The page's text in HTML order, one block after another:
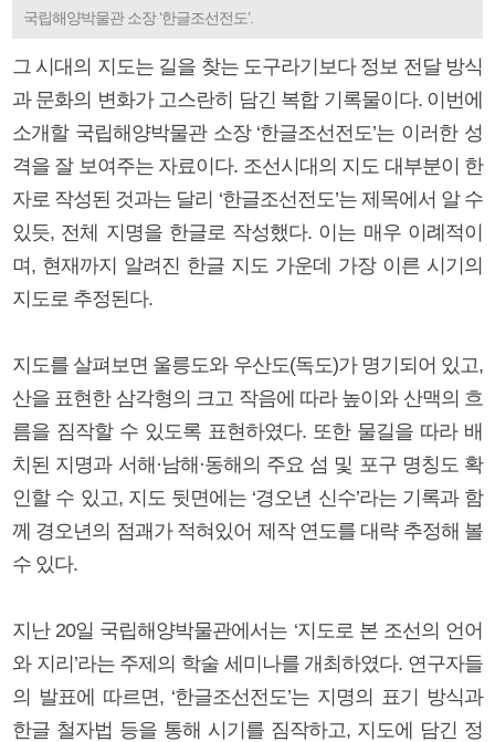
국립해양박물관 소장 ‘한글조선전도’.
그 시대의 지도는 길을 찾는 도구라기보다 정보 전달 방식
과 문화의 변화가 고스란히 담긴 복합 기록물이다. 이번에
소개할 국립해양박물관 소장 ‘한글조선전도’는 이러한 성
격을 잘 보여주는 자료이다. 조선시대의 지도 대부분이 한
자로 작성된 것과는 달리 ‘한글조선전도’는 제목에서 알 수
있듯, 전체 지명을 한글로 작성했다. 이는 매우 이례적이
며, 현재까지 알려진 한글 지도 가운데 가장 이른 시기의
지도로 추정된다.
지도를 살펴보면 울릉도와 우산도(독도)가 명기되어 있고,
산을 표현한 삼각형의 크고 작음에 따라 높이와 산맥의 흐
름을 짐작할 수 있도록 표현하였다. 또한 물길을 따라 배
치된 지명과 서해·남해·동해의 주요 섬 및 포구 명칭도 확
인할 수 있고, 지도 뒷면에는 ‘경오년 신수’라는 기록과 함
께 경오년의 점괘가 적혀있어 제작 연도를 대략 추정해 볼
수 있다.
지난 20일 국립해양박물관에서는 ‘지도로 본 조선의 언어
와 지리’라는 주제의 학술 세미나를 개최하였다. 연구자들
의 발표에 따르면, ‘한글조선전도’는 지명의 표기 방식과
한글 철자법 등을 통해 시기를 짐작하고, 지도에 담긴 정